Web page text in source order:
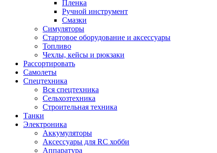
Пленка
Ручной инструмент
Смазки
Симуляторы
Стартовое оборудование и аксессуары
Топливо
Чехлы, кейсы и рюкзаки
Рассортировать
Самолеты
Спецтехника
Вся спецтехника
Сельхозтехника
Строительная техника
Танки
Электроника
Аккумуляторы
Аксессуары для RC хобби
Аппаратура